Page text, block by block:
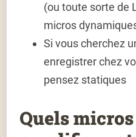
(ou toute sorte de
micros
Si vous cherchez
enregistrer chez
pensez statiques
Quels